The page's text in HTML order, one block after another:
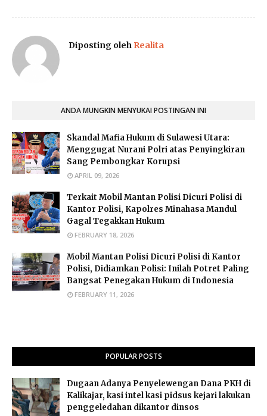
Diposting oleh Realita
ANDA MUNGKIN MENYUKAI POSTINGAN INI
Skandal Mafia Hukum di Sulawesi Utara:
Menggugat Nurani Polri atas Penyingkiran
Sang Pembongkar Korupsi
APRIL 09, 2026
Terkait Mobil Mantan Polisi Dicuri Polisi di
Kantor Polisi, Kapolres Minahasa Mandul
Gagal Tegakkan Hukum
FEBRUARY 18, 2026
Mobil Mantan Polisi Dicuri Polisi di Kantor
Polisi, Didiamkan Polisi: Inilah Potret Paling
Bangsat Penegakan Hukum di Indonesia
FEBRUARY 11, 2026
POPULAR POSTS
Dugaan Adanya Penyelewengan Dana PKH di
Kalikajar, kasi intel kasi pidsus kejari lakukan
penggeledahan dikantor dinsos